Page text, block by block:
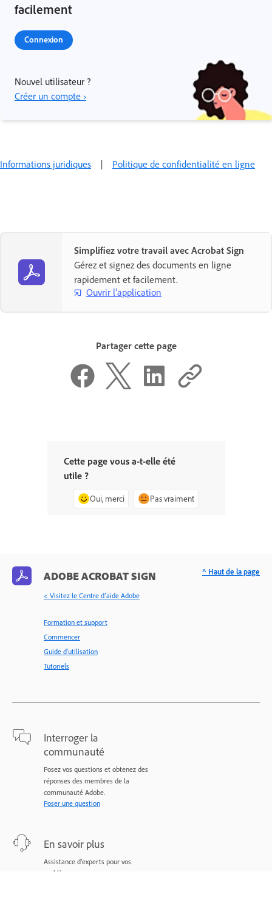
facilement
Connexion
Nouvel utilisateur ?
Créer un compte ›
Informations juridiques | Politique de confidentialité en ligne
Simplifiez votre travail avec Acrobat Sign
Gérez et signez des documents en ligne
rapidement et facilement.
Ouvrir l’application
Partager cette page
Cette page vous a-t-elle été
utile ?
Oui, merci Pas vraiment
ADOBE ACROBAT SIGN
< Visitez le Centre d’aide Adobe
Formation et support
Commencer
Guide d'utilisation
Tutoriels
Interroger la
communauté
Posez vos questions et obtenez des
réponses des membres de la
communauté Adobe.
Poser une question
En savoir plus
Assistance d’experts pour vos
problèmes.
^ Haut de la page